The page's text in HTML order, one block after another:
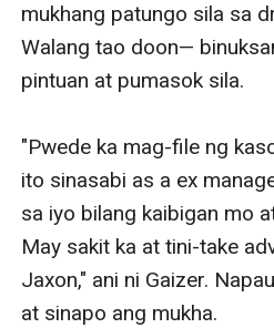
mukhang patungo sila sa
Walang tao doon—
pintuan at pumasok sila.
"Pwede ka mag-file ng
ito sinasabi as a ex
sa iyo bilang kaibigan mo
May sakit ka at tini-take
Jaxon," ani ni Gaizer.
at sinapo ang mukha.